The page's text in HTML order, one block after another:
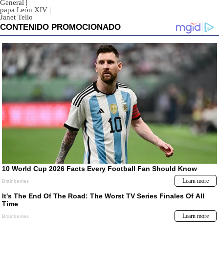
General |
papa León XIV |
Janet Tello